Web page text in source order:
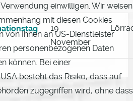
19
November
einwilligen. Wir weisen
mit diesen Cookies
von Ihnen an US-Dienstleister
personenbezogenen Daten
können. Bei einer
besteht das Risiko, dass auf
zugegriffen wird, ohne dass